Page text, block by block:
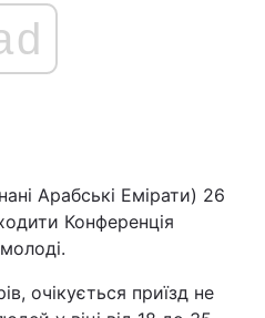
Війна
Арабські Емірати) 26
Конференція
очікується приїзд не